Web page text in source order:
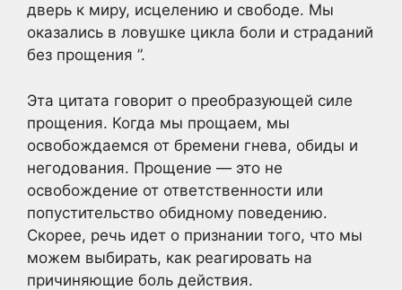
дверь к миру, исцелению и свободе. Мы
оказались в ловушке цикла боли и страданий
без прощения ”.
Эта цитата говорит о преобразующей силе
прощения. Когда мы прощаем, мы
освобождаемся от бремени гнева, обиды и
негодования. Прощение — это не
освобождение от ответственности или
попустительство обидному поведению.
Скорее, речь идет о признании того, что мы
можем выбирать, как реагировать на
причиняющие боль действия.